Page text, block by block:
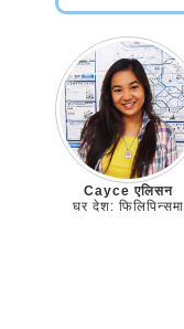
Cayce एलिसन
घर देश: फिलिपिन्समा